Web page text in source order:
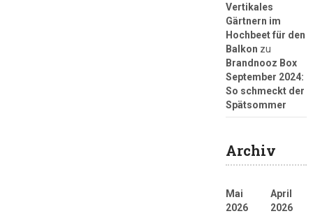
Vertikales
Gärtnern im
Hochbeet für den
Balkon zu
Brandnooz Box
September 2024:
So schmeckt der
Spätsommer
Archiv
Mai
2026
April
2026